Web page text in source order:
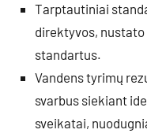
Tarptautiniai
direktyvos,
standartus.
Vandens tyrimų
svarbus siekiant
sveikatai,